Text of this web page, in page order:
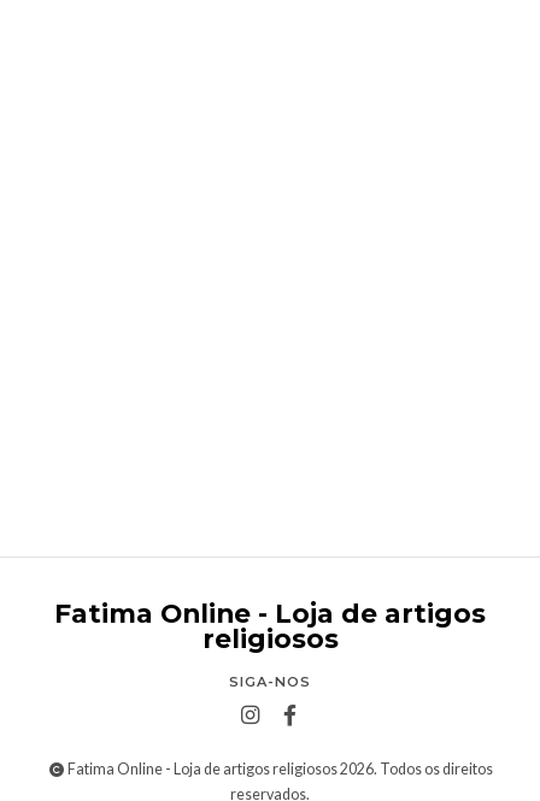
Fatima Online - Loja de artigos
religiosos
SIGA-NOS
Fatima Online - Loja de artigos religiosos 2026. Todos os direitos
reservados.